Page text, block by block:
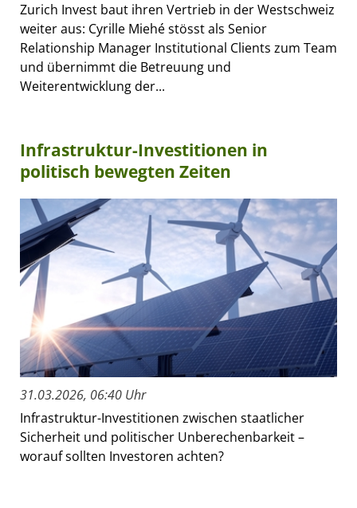
Zurich Invest baut ihren Vertrieb in der Westschweiz
weiter aus: Cyrille Miehé stösst als Senior
Relationship Manager Institutional Clients zum Team
und übernimmt die Betreuung und
Weiterentwicklung der...
Infrastruktur-Investitionen in
politisch bewegten Zeiten
31.03.2026, 06:40 Uhr
Infrastruktur-Investitionen zwischen staatlicher
Sicherheit und politischer Unberechenbarkeit –
worauf sollten Investoren achten?